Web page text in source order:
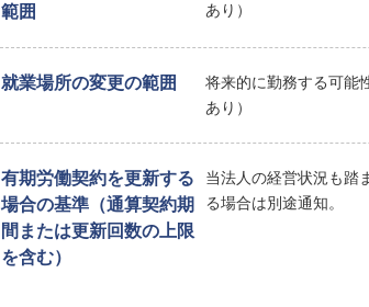
範囲
あり）
就業場所の変更の範囲
将来的に勤務する可能
あり）
有期労働契約を更新する
場合の基準（通算契約期
間または更新回数の上限
を含む）
当法人の経営状況も踏
る場合は別途通知。